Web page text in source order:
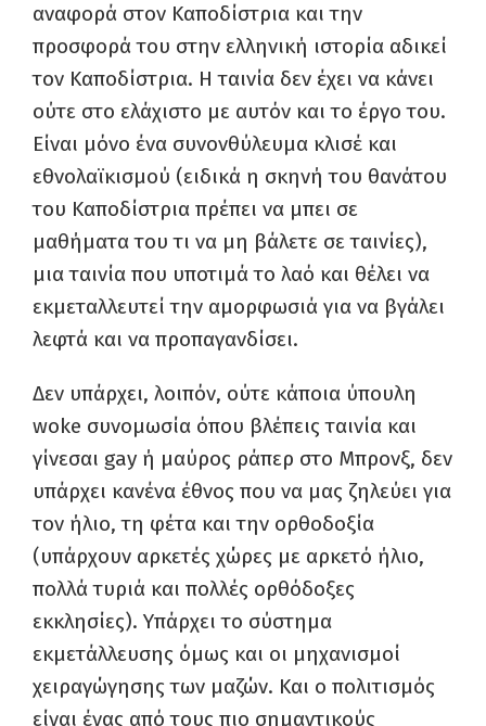
αναφορά στον Καποδίστρια και την
προσφορά του στην ελληνική ιστορία αδικεί
τον Καποδίστρια. Η ταινία δεν έχει να κάνει
ούτε στο ελάχιστο με αυτόν και το έργο του.
Είναι μόνο ένα συνονθύλευμα κλισέ και
εθνολαϊκισμού (ειδικά η σκηνή του θανάτου
του Καποδίστρια πρέπει να μπει σε
μαθήματα του τι να μη βάλετε σε ταινίες),
μια ταινία που υποτιμά το λαό και θέλει να
εκμεταλλευτεί την αμορφωσιά για να βγάλει
λεφτά και να προπαγανδίσει.
Δεν υπάρχει, λοιπόν, ούτε κάποια ύπουλη
woke συνομωσία όπου βλέπεις ταινία και
γίνεσαι gay ή μαύρος ράπερ στο Μπρονξ, δεν
υπάρχει κανένα έθνος που να μας ζηλεύει για
τον ήλιο, τη φέτα και την ορθοδοξία
(υπάρχουν αρκετές χώρες με αρκετό ήλιο,
πολλά τυριά και πολλές ορθόδοξες
εκκλησίες). Υπάρχει το σύστημα
εκμετάλλευσης όμως και οι μηχανισμοί
χειραγώγησης των μαζών. Και ο πολιτισμός
είναι ένας από τους πιο σημαντικούς